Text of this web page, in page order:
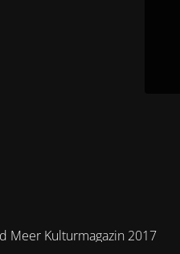
Meer Kulturmagazin 2017